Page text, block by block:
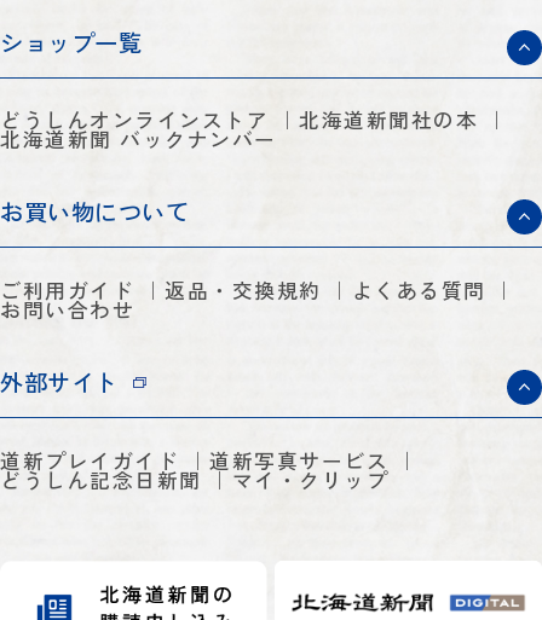
ショップ一覧
どうしんオンラインストア 北海道新聞社の本
北海道新聞 バックナンバー
お買い物について
ご利用ガイド 返品・交換規約 よくある質問
お問い合わせ
外部サイト
道新プレイガイド 道新写真サービス
どうしん記念日新聞 マイ・クリップ